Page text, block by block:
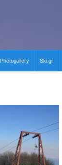
Photogallery Ski.gr